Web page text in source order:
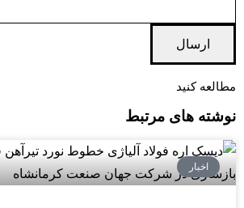
مطالعه کنید
نوشته های مرتبط
اخبار